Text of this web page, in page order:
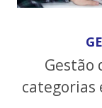
Gestão
categorias